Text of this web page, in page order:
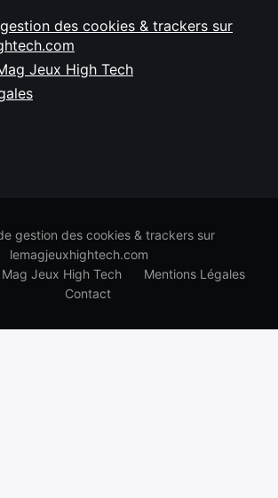
des cookies & trackers sur
Jeux High Tech
gestion des cookies & trackers sur
lemagjeuxhightech.com
Mag Jeux High Tech
Mentions Légales
Contact